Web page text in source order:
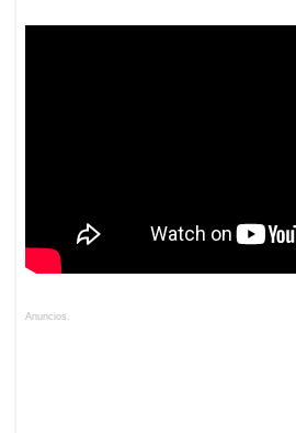
Anuncios.